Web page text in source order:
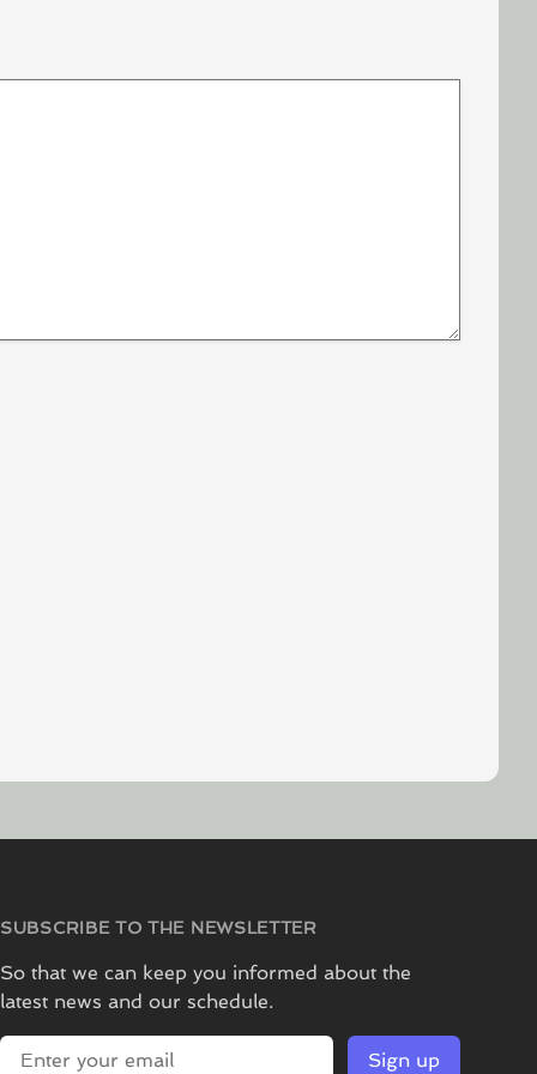
SUBSCRIBE TO THE NEWSLETTER
So that we can keep you informed about the
latest news and our schedule.
E-mail address
Sign up